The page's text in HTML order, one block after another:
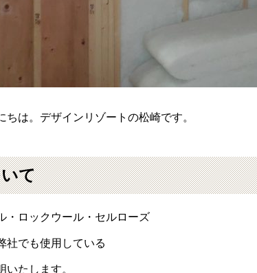
は。デザインリゾートの松崎です。
て
・ロックウール・セルローズ
社でも使用している
たします。